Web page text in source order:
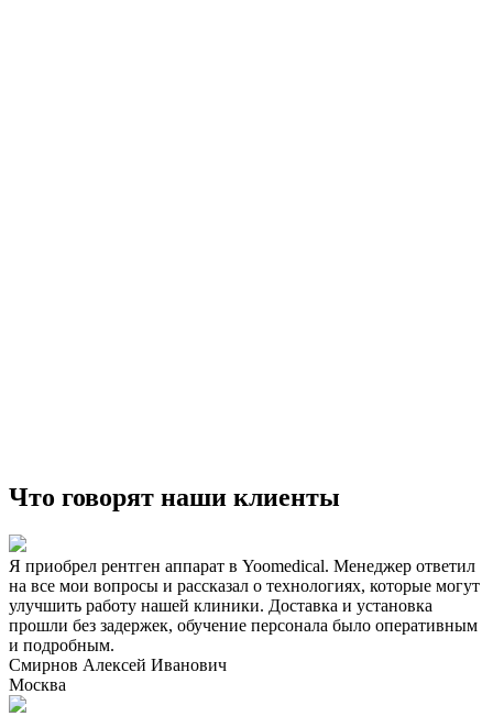
Что говорят наши клиенты
Я приобрел рентген аппарат в Yoomedical. Менеджер ответил
на все мои вопросы и рассказал о технологиях, которые могут
улучшить работу нашей клиники. Доставка и установка
прошли без задержек, обучение персонала было оперативным
и подробным.
Смирнов Алексей Иванович
Москва